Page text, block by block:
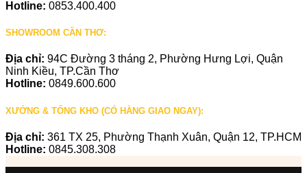
Hotline: 0853.400.400
SHOWROOM CẦN THƠ:
Địa chỉ: 94C Đường 3 tháng 2, Phường Hưng Lợi, Quận
Ninh Kiều, TP.Cần Thơ
Hotline: 0849.600.600
XƯỞNG & TỔNG KHO (CÓ HÀNG GIAO NGAY):
Địa chỉ: 361 TX 25, Phường Thạnh Xuân, Quận 12, TP.HCM
Hotline: 0845.308.308